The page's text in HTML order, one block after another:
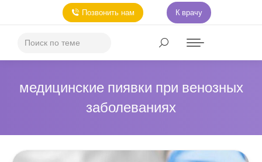
Позвонить нам К врачу
медицинские пиявки при венозных
заболеваниях